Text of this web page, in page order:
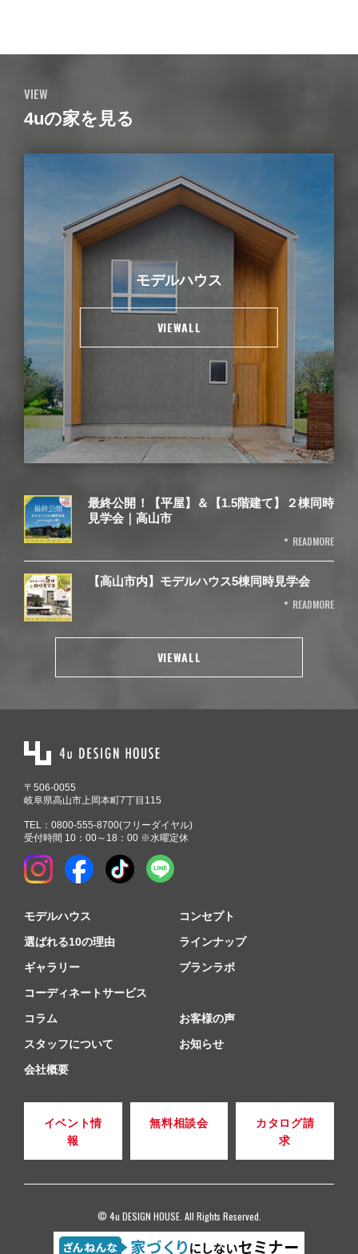
VIEW
4uの家を見る
モデルハウス
VIEWALL
最終公開！【平屋】＆【1.5階建て】２棟同時
見学会｜高山市
READMORE
【高山市内】モデルハウス5棟同時見学会
READMORE
VIEWALL
〒506-0055
岐阜県高山市上岡本町7丁目115
TEL： 0800-555-8700(フリーダイヤル)
受付時間 10：00～18：00 ※水曜定休
モデルハウス
コンセプト
選ばれる10の理由
ラインナップ
ギャラリー
プランラボ
コーディネートサービス
コラム
お客様の声
スタッフについて
お知らせ
会社概要
イベント情
報
無料相談会
カタログ請
求
© 4u DESIGN HOUSE. All Rights Reserved.